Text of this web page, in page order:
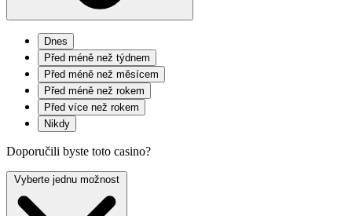
Dnes
Před méně než týdnem
Před méně než měsícem
Před méně než rokem
Před více než rokem
Nikdy
Doporučili byste toto casino?
Vyberte jednu možnost